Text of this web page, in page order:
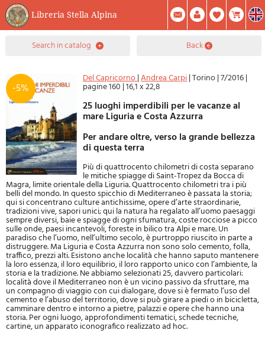
Libreria Stella Alpina
0Item(s) In Your Cart
Summary
Create Account Mod. Password
search in catalog back
-5%
Del Capricorno|Andrea Carpi|Torino|7/2016|
pagine 160 |16,1 x 22,8
25 luoghi imperdibili per le vacanze al
mare Liguria e Costa Azzurra
Per andare oltre, verso la grande bellezza
di questa terra
Più di quattrocento chilometri di costa separano
le mitiche spiagge di Saint-Tropez da Bocca di
Magra, limite orientale della Liguria. Quattrocento chilometri tra i più
belli del mondo. In questo spicchio di Mediterraneo è passata la storia;
qui si concentrano culture antichissime, opere d’arte straordinarie,
tradizioni vive, sapori unici; qui la natura ha regalato all’uomo paesaggi
sempre diversi, baie e spiagge di ogni sfumatura, coste rocciose a picco
sulle onde, paesi incantevoli, foreste in bilico tra Alpi e mare. Un
paradiso che l’uomo, nell’ultimo secolo, è purtroppo riuscito in parte a
distruggere. Ma Liguria e Costa Azzurra non sono solo cemento, folla,
traffico, prezzi alti. Esistono anche località che hanno saputo mantenere
la loro essenza, il loro equilibrio, il loro rapporto unico con l’ambiente, la
storia e la tradizione. Ne abbiamo selezionati 25, davvero particolari:
località dove il Mediterraneo non è un vicino passivo da sfruttare, ma
un compagno di viaggio con cui dialogare, dove si è fermato l’uso del
cemento e l’abuso del territorio, dove si può girare a piedi o in bicicletta,
camminare dentro e intorno a pietre, palazzi e opere che hanno una
storia. Per ogni luogo, approfondimenti tematici, schede tecniche,
cartine, un apparato iconografico realizzato ad hoc.